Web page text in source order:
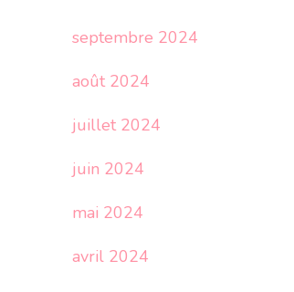
septembre 2024
août 2024
juillet 2024
juin 2024
mai 2024
avril 2024